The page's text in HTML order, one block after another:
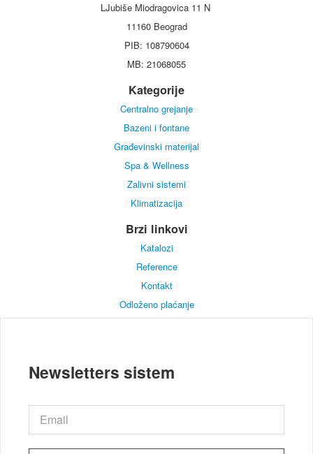
LJubiše Miodragovica 11 N
11160 Beograd
PIB: 108790604
MB: 21068055
Kategorije
Centralno grejanje
Bazeni i fontane
Građevinski materijal
Spa & Wellness
Zalivni sistemi
Klimatizacija
Brzi linkovi
Katalozi
Reference
Kontakt
Odloženo plaćanje
Newsletters sistem